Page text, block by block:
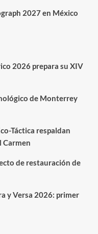
2027 en México
2026 prepara su XIV
de Monterrey
Táctica respaldan
Carmen
de restauración de
y Versa 2026: primer